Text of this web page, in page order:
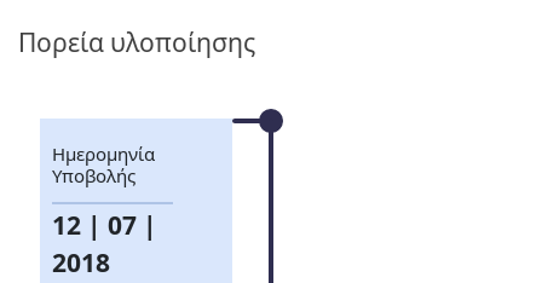
Πορεία υλοποίησης
Ημερομηνία
Υποβολής
12 | 07 |
2018